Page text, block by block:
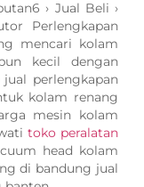
› Jual Beli ›
Perlengkapan
mencari kolam
kecil dengan
perlengkapan
kolam renang
mesin kolam
toko peralatan
head kolam
di bandung jual